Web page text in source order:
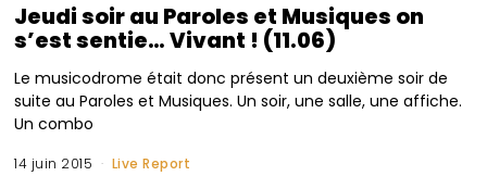
Jeudi soir au Paroles et Musiques on
s’est sentie… Vivant ! (11.06)
Le musicodrome était donc présent un deuxième soir de
suite au Paroles et Musiques. Un soir, une salle, une affiche.
Un combo
14 juin 2015 Live Report